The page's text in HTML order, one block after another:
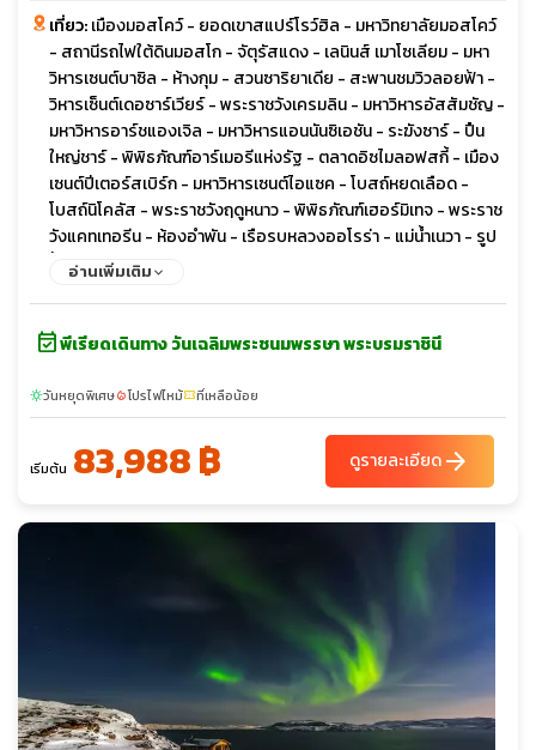
เที่ยว:เมืองมอสโคว์ - ยอดเขาสแปร์โรว์ฮิล - มหาวิทยาลัยมอสโคว์
- สถานีรถไฟใต้ดินมอสโก - จัตุรัสแดง - เลนินส์ เมาโซเลียม - มหา
วิหารเซนต์บาซิล - ห้างกุม - สวนซาริยาเดีย - สะพานชมวิวลอยฟ้า -
วิหารเซ็นต์เดอซาร์เวียร์ - พระราชวังเครมลิน - มหาวิหารอัสสัมชัญ -
มหาวิหารอาร์ชแองเจิล - มหาวิหารแอนนันซิเอชัน - ระฆังซาร์ - ปืน
ใหญ่ชาร์ - พิพิธภัณฑ์อาร์เมอรีแห่งรัฐ - ตลาดอิซไมลอฟสกี้ - เมือง
เซนต์ปีเตอร์สเบิร์ก - มหาวิหารเซนต์ไอแซค - โบสถ์หยดเลือด -
โบสถ์นิโคลัส - พระราชวังฤดูหนาว - พิพิธภัณฑ์เฮอร์มิเทจ - พระราช
วังแคทเทอรีน - ห้องอำพัน - เรือรบหลวงออโรร่า - แม่น้ำเนวา - รูป
ปั้นสฟิงซ์ - พระราชวังฤดูร้อนปีเตอร์ฮอฟ - ป้อมปีเตอร์แอนด์ปอล
อ่านเพิ่มเติม
event_availableพีเรียดเดินทาง วันเฉลิมพระชนมพรรษา พระบรมราชินี
sunnyวันหยุดพิเศษlocal_fire_departmentโปรไฟไหม้confirmation_numberที่เหลือน้อย
เริ่มต้น 83,988 ฿ ดูรายละเอียดarrow_forward